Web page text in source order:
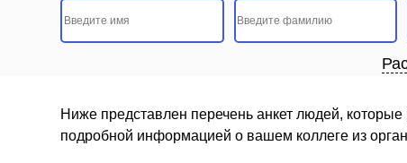
Ниже представлен перечень анкет людей,
подробной информацией о вашем коллеге из